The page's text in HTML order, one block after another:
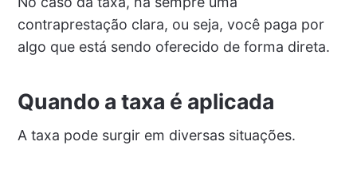
contraprestação clara, ou seja, você paga por
algo que está sendo oferecido de forma direta.
Quando a taxa é aplicada
A taxa pode surgir em diversas situações.